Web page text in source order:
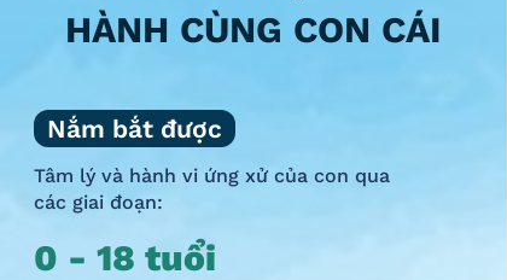
HÀNH CÙNG CON CÁI
Tâm lý và hành vi ứng xử của con qua
các giai đoạn:
0 - 18 tuổi
Nắm bắt được